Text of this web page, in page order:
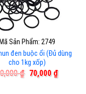
Sản Phẩm: 2749
đen buộc ổi (Đủ dùng
cho 1kg xốp)
₫ Giá
gốc
70,000 ₫Giá
hiện